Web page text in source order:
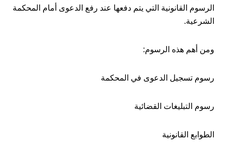
الرسوم القانونية التي يتم دفعها عند رفع الدعوى أمام المحكمة
الشرعية.
ومن أهم هذه الرسوم:
رسوم تسجيل الدعوى في المحكمة
رسوم التبليغات القضائية
الطوابع القانونية